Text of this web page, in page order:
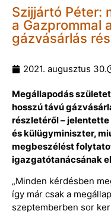
Szijjártó Péter:
a Gazprommal
gázvásárlás
2021. augusztus 30.
Megállapodás
hosszú távú
részletéről –
és külügyminiszter,
megbeszélést
igazgatótanácsának
„Minden kérdésben
így már csak a
szeptemberben sor